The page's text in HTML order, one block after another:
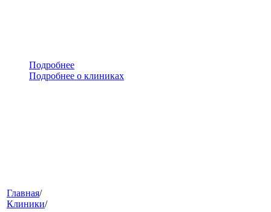
Подробнее
Подробнее о клиниках
меню
Главная/
Клиники/